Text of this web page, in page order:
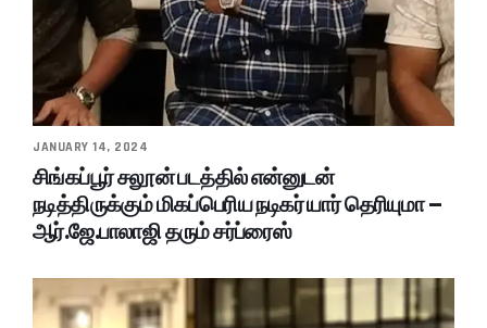
JANUARY 14, 2024
சிங்கப்பூர் சலூன் படத்தில் என்னுடன்
நடித்திருக்கும் மிகப்பெரிய நடிகர் யார் தெரியுமா –
ஆர்.ஜே.பாலாஜி தரும் சர்ப்ரைஸ்